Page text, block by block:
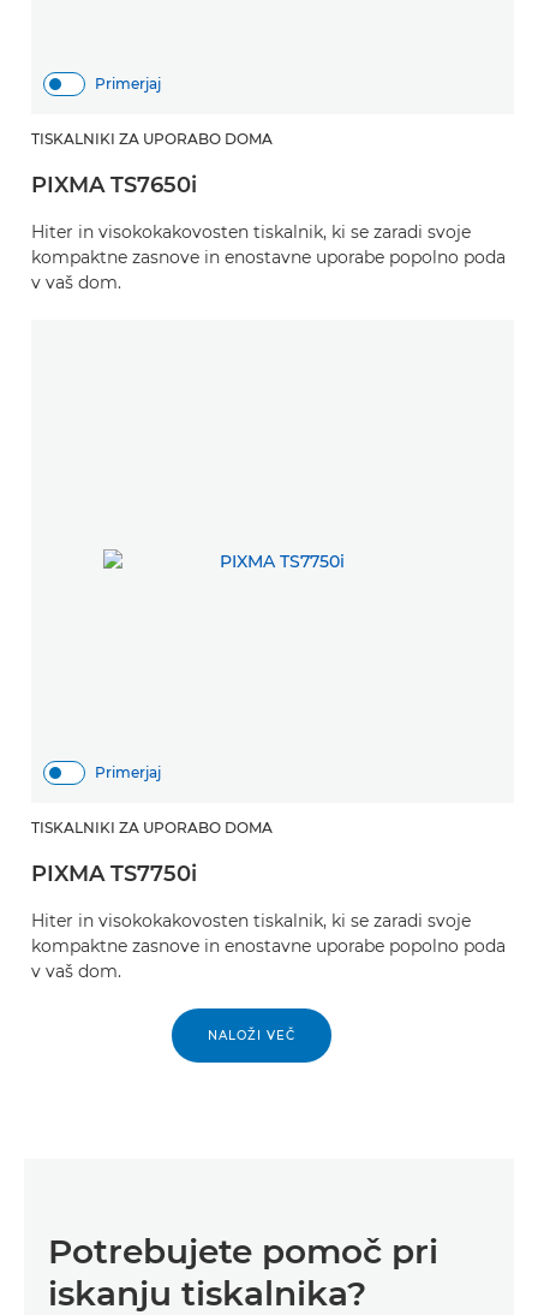
Primerjaj
TISKALNIKI ZA UPORABO DOMA
PIXMA TS7650i
Hiter in visokokakovosten tiskalnik, ki se zaradi svoje
kompaktne zasnove in enostavne uporabe popolno poda
v vaš dom.
Primerjaj
TISKALNIKI ZA UPORABO DOMA
PIXMA TS7750i
Hiter in visokokakovosten tiskalnik, ki se zaradi svoje
kompaktne zasnove in enostavne uporabe popolno poda
v vaš dom.
NALOŽI VEČ
PONASTAVI
Potrebujete pomoč pri
iskanju tiskalnika?